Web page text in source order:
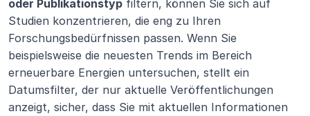
oder Publikationstyp filtern, können Sie sich auf
Studien konzentrieren, die eng zu Ihren
Forschungsbedürfnissen passen. Wenn Sie
beispielsweise die neuesten Trends im Bereich
erneuerbare Energien untersuchen, stellt ein
Datumsfilter, der nur aktuelle Veröffentlichungen
anzeigt, sicher, dass Sie mit aktuellen Informationen